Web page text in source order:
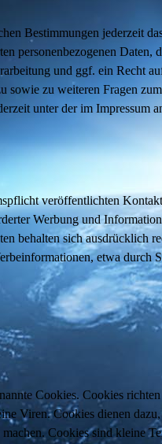
Bestimmungen jederzeit
personenbezogenen Daten,
und ggf. ein Recht
sowie zu weiteren Fragen
unter der im Impressum
veröffentlichten
Werbung und
behalten sich ausdrücklich
etwa durch
Cookies. Cookies
Viren. Cookies dienen
Cookies sind kleine